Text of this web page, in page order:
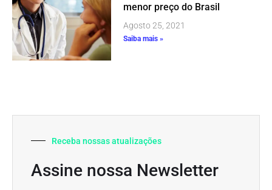
menor preço do Brasil
Agosto 25, 2021
Saiba mais »
Receba nossas atualizações
Assine nossa Newsletter